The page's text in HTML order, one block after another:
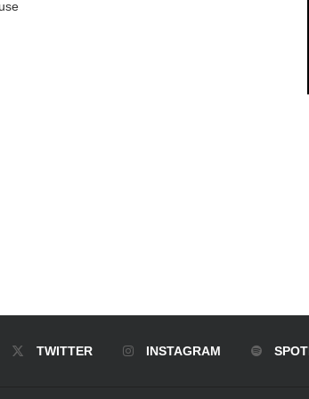
TWITTER INSTAGRAM